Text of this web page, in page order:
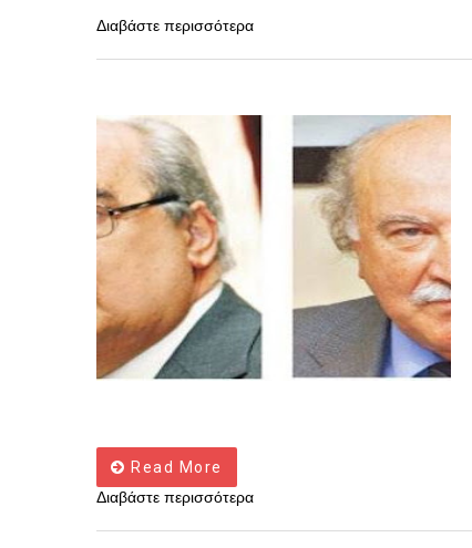
Διαβάστε περισσότερα
Read More
Διαβάστε περισσότερα